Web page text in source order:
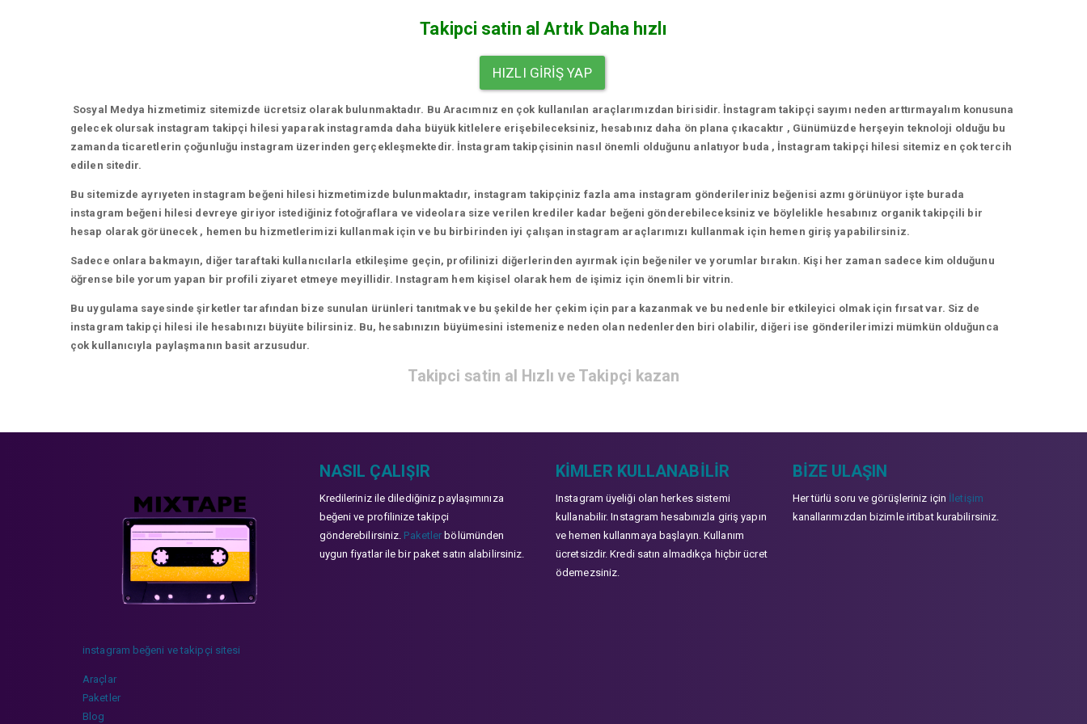
Takipci satin al Artık Daha hızlı
HIZLI GIRIŞ YAP
Sosyal Medya hizmetimiz sitemizde ücretsiz olarak bulunmaktadır. Bu Aracımnız en çok kullanılan araçlarımızdan birisidir. İnstagram takipçi sayımı neden arttırmayalım konusuna
gelecek olursak instagram takipçi hilesi yaparak instagramda daha büyük kitlelere erişebileceksiniz, hesabınız daha ön plana çıkacaktır , Günümüzde herşeyin teknoloji olduğu bu
zamanda ticaretlerin çoğunluğu instagram üzerinden gerçekleşmektedir. İnstagram takipçisinin nasıl önemli olduğunu anlatıyor buda , İnstagram takipçi hilesi sitemiz en çok tercih
edilen sitedir.
Bu sitemizde ayrıyeten instagram beğeni hilesi hizmetimizde bulunmaktadır, instagram takipçiniz fazla ama instagram gönderileriniz beğenisi azmı görünüyor işte burada
instagram beğeni hilesi devreye giriyor istediğiniz fotoğraflara ve videolara size verilen krediler kadar beğeni gönderebileceksiniz ve böylelikle hesabınız organik takipçili bir
hesap olarak görünecek , hemen bu hizmetlerimizi kullanmak için ve bu birbirinden iyi çalışan instagram araçlarımızı kullanmak için hemen giriş yapabilirsiniz.
Sadece onlara bakmayın, diğer taraftaki kullanıcılarla etkileşime geçin, profilinizi diğerlerinden ayırmak için beğeniler ve yorumlar bırakın. Kişi her zaman sadece kim olduğunu
öğrense bile yorum yapan bir profili ziyaret etmeye meyillidir. Instagram hem kişisel olarak hem de işimiz için önemli bir vitrin.
Bu uygulama sayesinde şirketler tarafından bize sunulan ürünleri tanıtmak ve bu şekilde her çekim için para kazanmak ve bu nedenle bir etkileyici olmak için fırsat var. Siz de
instagram takipçi hilesi ile hesabınızı büyüte bilirsiniz. Bu, hesabınızın büyümesini istemenize neden olan nedenlerden biri olabilir, diğeri ise gönderilerimizi mümkün olduğunca
çok kullanıcıyla paylaşmanın basit arzusudur.
Takipci satin al Hızlı ve Takipçi kazan
instagram beğeni ve takipçi sitesi
Araçlar
Paketler
Blog
NASIL ÇALIŞIR
Kredileriniz ile dilediğiniz paylaşımınıza
beğeni ve profilinize takipçi
gönderebilirsiniz. Paketler bölümünden
uygun fiyatlar ile bir paket satın alabilirsiniz.
KIMLER KULLANABILIR
Instagram üyeliği olan herkes sistemi
kullanabilir. Instagram hesabınızla giriş yapın
ve hemen kullanmaya başlayın. Kullanım
ücretsizdir. Kredi satın almadıkça hiçbir ücret
ödemezsiniz.
BIZE ULAŞIN
Her türlü soru ve görüşleriniz için İletişim
kanallarımızdan bizimle irtibat kurabilirsiniz.